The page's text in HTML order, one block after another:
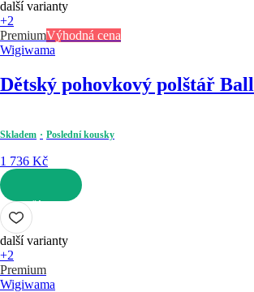
další varianty
+2
PremiumVýhodná cena
Wigiwama
Dětský pohovkový polštář Ball
Skladem Poslední kousky
1 736 Kč
DO KOŠÍKU
další varianty
+2
Premium
Wigiwama